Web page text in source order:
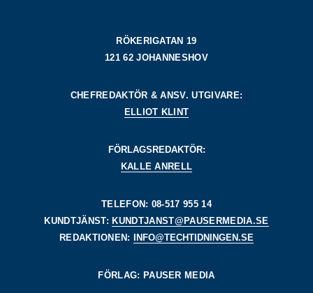
RÖKERIGATAN 19
121 62 JOHANNESHOV
CHEFREDAKTÖR & ANSV. UTGIVARE:
ELLIOT KLINT
FÖRLAGSREDAKTÖR:
KALLE ANRELL
TELEFON: 08-517 955 14
KUNDTJÄNST:KUNDTJANST@PAUSERMEDIA.SE
REDAKTIONEN:INFO@TECHTIDNINGEN.SE
FÖRLAG: PAUSER MEDIA